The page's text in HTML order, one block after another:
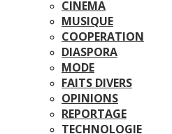
CINEMA
MUSIQUE
COOPERATION
DIASPORA
MODE
FAITS DIVERS
OPINIONS
REPORTAGE
TECHNOLOGIE